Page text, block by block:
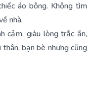
áo bông. Không tìm
nhà.
cảm, giàu lòng trắc ẩn,
bạn bè nhưng cũng